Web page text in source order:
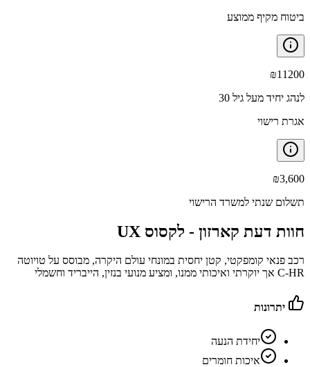
ביטוח מקיף ממוצע
₪11200
לנהג יחיד מעל גיל 30
אגרת רישוי
₪3,600
תשלום שנתי למשרד הרישוי
חוות דעת קארזון - לקסוס UX
רכב פנאי קומפקטי, קטן יחסית במונחי עולם היקרה, מבוסס על טויוטה
C-HR אך יוקרתי ואיכותי ממנו, ומציע מנועי בנזין, הייבריד וחשמלי
יתרונות
יחידת הנעה
איכות חומרים